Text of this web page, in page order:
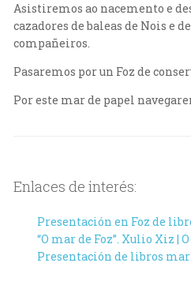
Asistiremos ao nacemento e
cazadores de baleas de Nois e
compañeiros.
Pasaremos por un Foz de
Por este mar de papel
Enlaces de interés:
Presentación en Foz de
“O mar de Foz”. Xulio Xiz |
Presentación de libros